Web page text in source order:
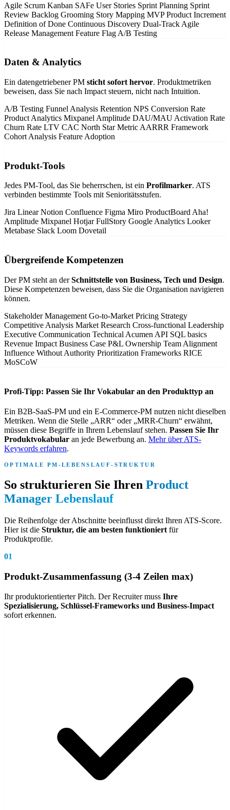
Agile Scrum Kanban SAFe User Stories Sprint Planning Sprint
Review Backlog Grooming Story Mapping MVPProduct Increment
Definition of Done Continuous Discovery Dual-Track Agile
Release Management Feature Flag A/B Testing
Daten & Analytics
Ein datengetriebener PM sticht sofort hervor. Produktmetriken
beweisen, dass Sie nach Impact steuern, nicht nach Intuition.
A/B Testing Funnel Analysis Retention NPS Conversion Rate
Product Analytics Mixpanel Amplitude DAU/MAU Activation Rate
Churn Rate LTV CAC North Star Metric AARRR Framework
Cohort Analysis Feature Adoption
Produkt-Tools
Jedes PM-Tool, das Sie beherrschen, ist ein Profilmarker. ATS
verbinden bestimmte Tools mit Senioritätsstufen.
Jira LinearNotion Confluence Figma Miro ProductBoard Aha!
Amplitude Mixpanel HotjarFullStory Google Analytics Looker
Metabase Slack Loom Dovetail
Übergreifende Kompetenzen
Der PM steht an derSchnittstelle von Business, Tech und Design.
Diese Kompetenzen beweisen, dass Sie die Organisation navigieren
können.
Stakeholder Management Go-to-Market Pricing Strategy
Competitive Analysis Market Research Cross-functional Leadership
Executive Communication Technical Acumen API SQL basics
Revenue Impact Business Case P&L Ownership Team Alignment
Influence Without Authority Prioritization Frameworks RICE
MoSCoW
Profi-Tipp: Passen Sie Ihr Vokabular an den Produkttyp an
Ein B2B-SaaS-PM und ein E-Commerce-PM nutzen nicht dieselben
Metriken. Wenn die Stelle „ARR“ oder „MRR-Churn“ erwähnt,
müssen diese Begriffe in Ihrem Lebenslauf stehen. Passen Sie Ihr
Produktvokabular an jede Bewerbung an. Mehr über ATS-
Keywords erfahren.
OPTIMALE PM-LEBENSLAUF-STRUKTUR
So strukturieren Sie Ihren Product
Manager Lebenslauf
Die Reihenfolge der Abschnitte beeinflusst direkt Ihren ATS-Score.
Hier ist die Struktur, die am besten funktioniert für
Produktprofile.
01
Produkt-Zusammenfassung (3-4 Zeilen max)
Ihr produktorientierter Pitch. Der Recruiter muss Ihre
Spezialisierung, Schlüssel-Frameworks und Business-Impact
sofort erkennen.